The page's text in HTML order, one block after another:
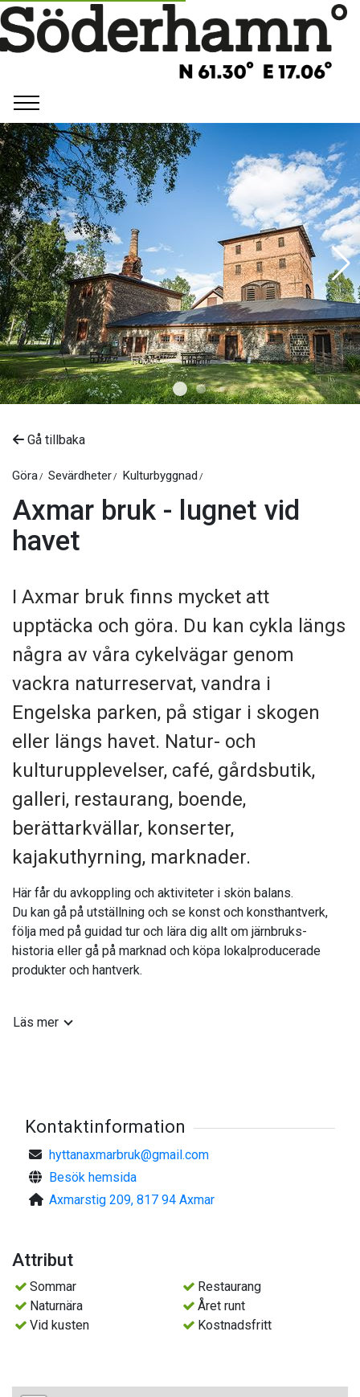
Gå tillbaka
Göra Sevärdheter Kulturbyggnad
Axmar bruk - lugnet vid
havet
I Axmar bruk finns mycket att
upptäcka och göra. Du kan cykla längs
några av våra cykelvägar genom
vackra naturreservat, vandra i
Engelska parken, på stigar i skogen
eller längs havet. Natur- och
kulturupplevelser, café, gårdsbutik,
galleri, restaurang, boende,
berättarkvällar, konserter,
kajakuthyrning, marknader.
Här får du avkoppling och aktiviteter i skön balans.
Du kan gå på utställning och se konst och konsthantverk,
följa med på guidad tur och lära dig allt om järnbruks-
historia eller gå på marknad och köpa lokalproducerade
produkter och hantverk.
bara strosa runt och ladda batterierna bland dammar och
Läs mer
Kontaktinformation
hyttanaxmarbruk@gmail.com
Besök hemsida
Axmarstig 209, 817 94 Axmar
Attribut
Sommar
Restaurang
Naturnära
Året runt
Vid kusten
Kostnadsfritt